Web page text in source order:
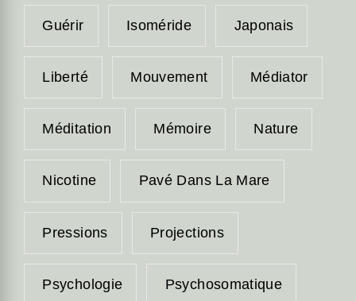
Guérir Isoméride Japonais
Liberté Mouvement Médiator
Méditation Mémoire Nature
Nicotine Pavé Dans La Mare
Pressions Projections
Psychologie Psychosomatique